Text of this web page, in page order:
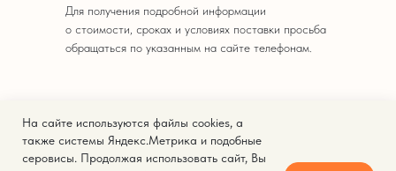
На сайте используются файлы cookies, а
также системы Яндекс.Метрика и подобные
серовисы. Продолжая использовать сайт, Вы
© 2025. Кейтеринг Express.
Политика конфиденциальности
Для получения подробной информации
о стоимости, сроках и условиях поставки просьба
обращаться по указанным на сайте телефонам.